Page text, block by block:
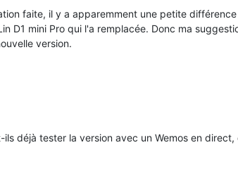
faite, il y a apparemment une petite
D1 mini Pro qui l'a remplacée. Donc ma
version.
ils déjà tester la version avec un Wemos en